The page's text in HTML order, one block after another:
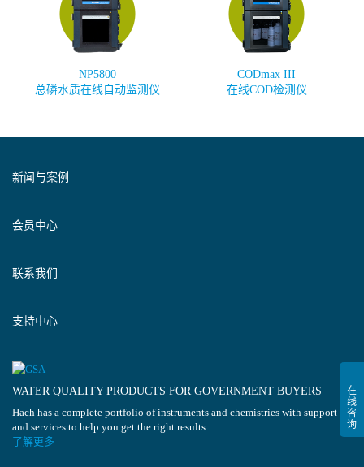
NP5800
总磷水质在线自动监测仪
CODmax III
在线COD检测仪
新闻与案例
会员中心
联系我们
支持中心
WATER QUALITY PRODUCTS FOR GOVERNMENT BUYERS
Hach has a complete portfolio of instruments and chemistries with support
and services to help you get the right results.
了解更多